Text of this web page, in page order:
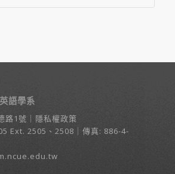
語學系
路1號 ｜ 隱私權政策
Ext. 2505、2508｜傳真: 886-4-